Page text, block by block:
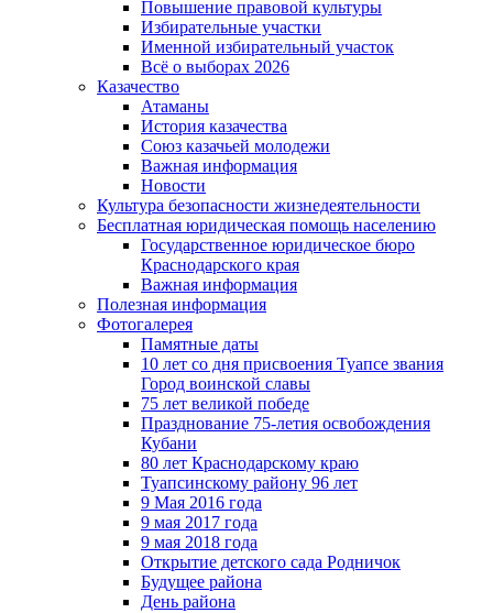
Повышение правовой культуры
Избирательные участки
Именной избирательный участок
Всё о выборах 2026
Казачество
Атаманы
История казачества
Союз казачьей молодежи
Важная информация
Новости
Культура безопасности жизнедеятельности
Бесплатная юридическая помощь населению
Государственное юридическое бюро
Краснодарского края
Важная информация
Полезная информация
Фотогалерея
Памятные даты
10 лет со дня присвоения Туапсе звания
Город воинской славы
75 лет великой победе
Празднование 75-летия освобождения
Кубани
80 лет Краснодарскому краю
Туапсинскому району 96 лет
9 Мая 2016 года
9 мая 2017 года
9 мая 2018 года
Открытие детского сада Родничок
Будущее района
День района